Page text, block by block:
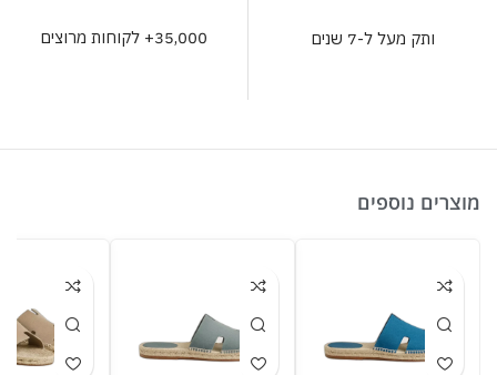
ותק מעל ל-7 שנים 35,000+ לקוחות מרוצים
מוצרים נוספים